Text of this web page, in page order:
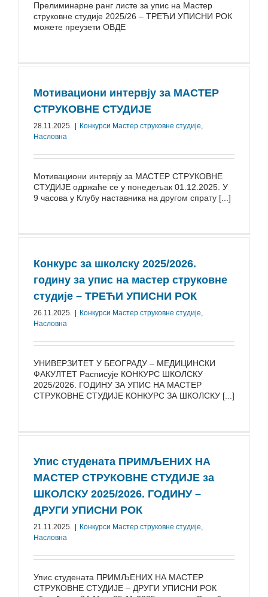
Прелиминарне ранг листе за упис на Мастер
струковне студије 2025/26 – ТРЕЋИ УПИСНИ РОК
можете преузети ОВДЕ
Мотивациони интервју за МАСТЕР
СТРУКОВНЕ СТУДИЈЕ
28.11.2025. Конкурси Mастер струковне студије,
Насловна
Мотивациони интервју за МАСТЕР СТРУКОВНЕ
СТУДИЈЕ одржаће се у понедељак 01.12.2025. У
9 часова у Клубу наставника на другом спрату [...]
Конкурс за школску 2025/⁠2026.
годину за упис на мастер струковне
студије – ТРЕЋИ УПИСНИ РОК
26.11.2025. Конкурси Mастер струковне студије,
Насловна
УНИВЕРЗИТЕТ У БЕОГРАДУ – МЕДИЦИНСКИ
ФАКУЛТЕТ Расписује КОНКУРС ШКОЛСКУ
2025/⁠2026. ГОДИНУ ЗА УПИС НА МАСТЕР
СТРУКОВНЕ СТУДИЈЕ КОНКУРС ЗА ШКОЛСКУ [...]
Упис студената ПРИМЉЕНИХ НА
МАСТЕР СТРУКОВНЕ СТУДИЈЕ за
ШКОЛСКУ 2025/2026. ГОДИНУ –
ДРУГИ УПИСНИ РОК
21.11.2025. Конкурси Mастер струковне студије,
Насловна
Упис студената ПРИМЉЕНИХ НА МАСТЕР
СТРУКОВНЕ СТУДИЈЕ – ДРУГИ УПИСНИ РОК